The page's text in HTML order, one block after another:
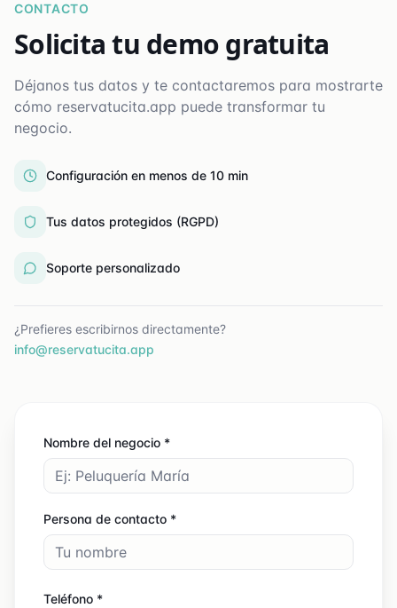
CONTACTO
Solicita tu demo gratuita
Déjanos tus datos y te contactaremos para mostrarte
cómo reservatucita.app puede transformar tu
negocio.
Configuración en menos de 10 min
Tus datos protegidos (RGPD)
Soporte personalizado
¿Prefieres escribirnos directamente?
info@reservatucita.app
Nombre del negocio *
Persona de contacto *
Teléfono *